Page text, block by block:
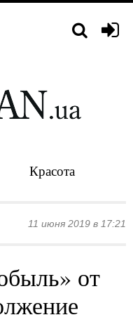
Красота
11 июня 2019 в 17:21
от